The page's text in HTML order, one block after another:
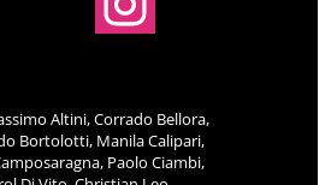
Altini, Corrado Bellora,
Bortolotti, Manila Calipari,
Paolo Ciambi,